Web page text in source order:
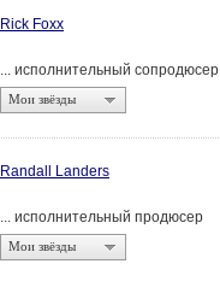
Rick Foxx
... исполнительный сопродюсер
Мои звёзды
Randall Landers
... исполнительный продюсер
Мои звёзды